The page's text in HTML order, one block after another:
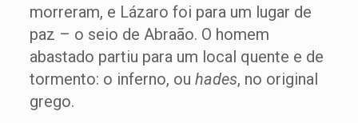
morreram, e Lázaro foi para um lugar de
paz – o seio de Abraão. O homem
abastado partiu para um local quente e de
tormento: o inferno, ou hades, no original
grego.